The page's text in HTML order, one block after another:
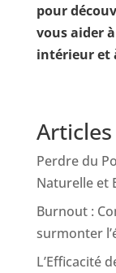
pour
vous aider
intérieur et
Perdre du
Naturelle et
Burnout :
surmonter
L’Efficacité